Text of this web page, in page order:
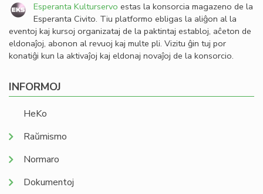
Esperanta Kulturservo estas la konsorcia magazeno de la
Esperanta Civito. Tiu platformo ebligas la aliĝon al la
eventoj kaj kursoj organizataj de la paktintaj establoj, aĉeton de
eldonaĵoj, abonon al revuoj kaj multe pli. Vizitu ĝin tuj por
konatiĝi kun la aktivaĵoj kaj eldonaj novaĵoj de la konsorcio.
INFORMOJ
HeKo
Raŭmismo
Normaro
Dokumentoj